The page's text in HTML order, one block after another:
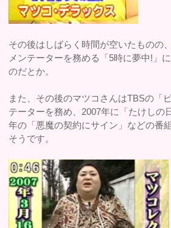
その後はしばらく時間が空いたものの
メンテーターを務める「5時に夢中!」
のだとか。
また、その後のマツコさんはTBSの「
テーターを務め、2007年に「たけしの
年の「悪魔の契約にサイン」などの番
そうです。